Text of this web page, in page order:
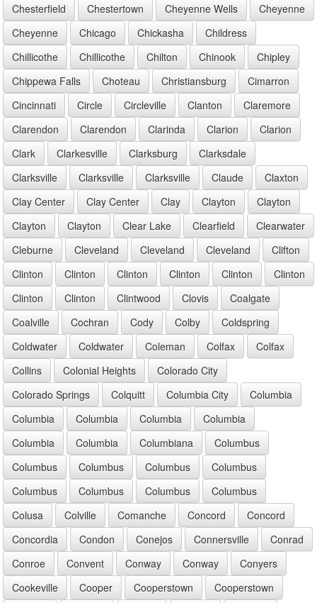
Chesterfield
Chestertown Cheyenne Wells
Cheyenne
Cheyenne
Chicago Chickasha
Childress
Chillicothe
Chillicothe Chilton Chinook
Chipley
Chippewa Falls
Choteau Christiansburg
Cimarron
Cincinnati
Circle Circleville Clanton
Claremore
Clarendon
Clarendon Clarinda Clarion
Clarion
Clark
Clarkesville Clarksburg
Clarksdale
Clarksville
Clarksville Clarksville Claude
Claxton
Clay Center
Clay Center Clay Clayton
Clayton
Clayton
Clayton Clear Lake Clearfield
Clearwater
Cleburne
Cleveland Cleveland Cleveland
Clifton
Clinton
Clinton Clinton Clinton Clinton
Clinton
Clinton
Clinton Clintwood Clovis
Coalgate
Coalville
Cochran Cody Colby
Coldspring
Coldwater
Coldwater Coleman Colfax
Colfax
Collins
Colonial Heights
Colorado City
Colorado Springs
Colquitt Columbia City
Columbia
Columbia
Columbia Columbia
Columbia
Columbia
Columbia Columbiana
Columbus
Columbus
Columbus Columbus
Columbus
Columbus
Columbus Columbus
Columbus
Colusa
Colville Comanche Concord
Concord
Concordia
Condon Conejos Connersville
Conrad
Conroe
Convent Conway Conway
Conyers
Cookeville
Cooper Cooperstown
Cooperstown